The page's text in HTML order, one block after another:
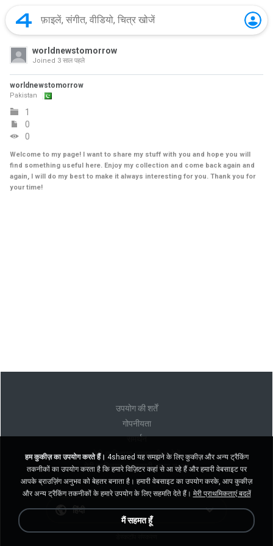
worldnewstomorrow
Joined 3 साल पहले
worldnewstomorrow
Pakistan
1
0
0
Welcome to my page! I want to share my stuff with you and hope you will
find something useful here. Enjoy my collection and come back again and
again, I will do my best to make it always interesting for you. Thank you for
your time!
उपयोग की शर्तें
गोपनीयता
समर्थन
मेरी व्यक्तिगत जानकारी न बेचें
मेरी व्यक्तिगत जानकारी साझा न करें
हिंदी
हम कुकीज़ का उपयोग करते हैं। 4shared यह समझने के लिए कुकीज़ और अन्य ट्रैकिंग
तकनीकों का उपयोग करता है कि हमारे विज़िटर कहां से आ रहे हैं और हमारी वेबसाइट पर
आपके ब्राउज़िंग अनुभव को बेहतर बनाता है। हमारी वेबसाइट का उपयोग करके, आप कुकीज़
और अन्य ट्रैकिंग तकनीकों के हमारे उपयोग के लिए सहमति देते हैं। मेरी प्राथमिकताएं बदलें
मैं सहमत हूँ